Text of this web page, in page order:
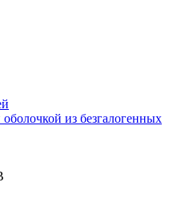
из безгалогенных